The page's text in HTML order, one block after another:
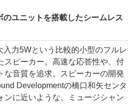
のユニットを搭載したシームレス
力5Wという比較的小型のフルレ
スピーカー。高速な応答性や、付
な音質を追求。スピーカーの開発
Developmentの橋口和矢センタ
ンに近いような、ミュージシャン